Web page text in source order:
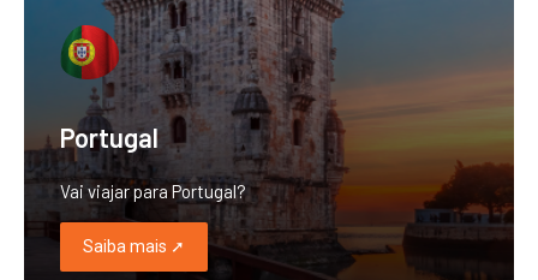
Portugal
Vai viajar para Portugal?
Saiba mais ➚